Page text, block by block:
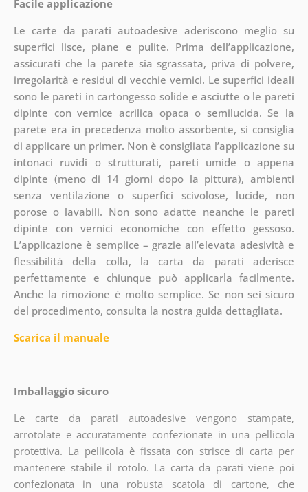
Facile applicazione
Le carte da parati autoadesive aderiscono meglio su
superfici lisce, piane e pulite. Prima dell’applicazione,
assicurati che la parete sia sgrassata, priva di polvere,
irregolarità e residui di vecchie vernici. Le superfici ideali
sono le pareti in cartongesso solide e asciutte o le pareti
dipinte con vernice acrilica opaca o semilucida. Se la
parete era in precedenza molto assorbente, si consiglia
di applicare un primer. Non è consigliata l’applicazione su
intonaci ruvidi o strutturati, pareti umide o appena
dipinte (meno di 14 giorni dopo la pittura), ambienti
senza ventilazione o superfici scivolose, lucide, non
porose o lavabili. Non sono adatte neanche le pareti
dipinte con vernici economiche con effetto gessoso.
L’applicazione è semplice – grazie all’elevata adesività e
flessibilità della colla, la carta da parati aderisce
perfettamente e chiunque può applicarla facilmente.
Anche la rimozione è molto semplice. Se non sei sicuro
del procedimento, consulta la nostra guida dettagliata.
Scarica il manuale
Imballaggio sicuro
Le carte da parati autoadesive vengono stampate,
arrotolate e accuratamente confezionate in una pellicola
protettiva. La pellicola è fissata con strisce di carta per
mantenere stabile il rotolo. La carta da parati viene poi
confezionata in una robusta scatola di cartone, che